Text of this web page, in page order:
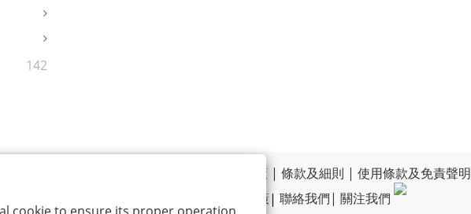
142
退換貨政策| 條款及細則 | 使用條款及免責聲明
私隱政策| 聯絡我們| 關注我們